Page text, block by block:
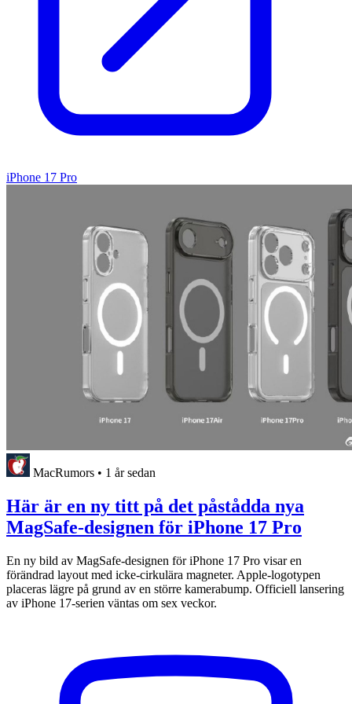
iPhone 17 Pro
MacRumors • 1 år sedan
Här är en ny titt på det påstådda nya
MagSafe-designen för iPhone 17 Pro
En ny bild av MagSafe-designen för iPhone 17 Pro visar en
förändrad layout med icke-cirkulära magneter. Apple-logotypen
placeras lägre på grund av en större kamerabump. Officiell lansering
av iPhone 17-serien väntas om sex veckor.